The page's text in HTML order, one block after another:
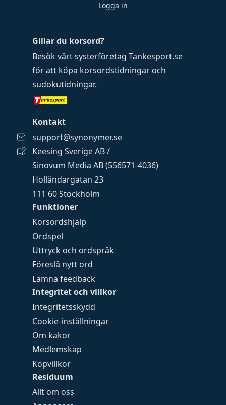
Funktioner
Korsordshjälp
Ordspel
Uttryck och ordspråk
Föreslå nytt ord
Lämna feedback
Integritet och villkor
Integritetsskydd
Cookie-inställningar
Om kakor
Medlemskap
Köpvillkor
Residuum
Allt om oss
Gillar du korsord?
Besök vårt systerföretag Tankesport.se
för att köpa korsordstidningar och
sudokutidningar.
Kontakt
support@synonymer.se
Keesing Sverige AB /
Sinovum Media AB (556571-4036)
Holländargatan 23
111 60 Stockholm
Logga in